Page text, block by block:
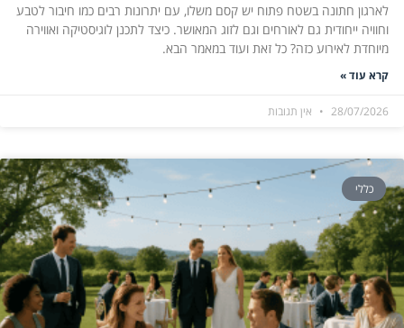
לארגון חתונה בשטח פתוח יש קסם משלו, עם יתרונות רבים כמו חיבור לטבע
וחוויה ייחודית גם לאורחים וגם לזוג המאושר. כיצד לתכנן לוגיסטיקה ואווירה
מיוחדת לאירוע כזה? כל זאת ועוד במאמר הבא.
קרא עוד »
28/07/2026 אין תגובות
כללי